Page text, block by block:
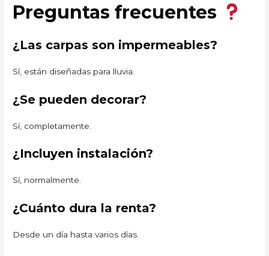
Preguntas frecuentes
¿Las carpas son impermeables?
Sí, están diseñadas para lluvia.
¿Se pueden decorar?
Sí, completamente.
¿Incluyen instalación?
Sí, normalmente.
¿Cuánto dura la renta?
Desde un día hasta varios días.